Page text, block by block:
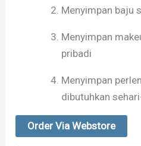
Menyimpan baju
Menyimpan
pribadi
Menyimpan
dibutuhkan
Order Via Webstore